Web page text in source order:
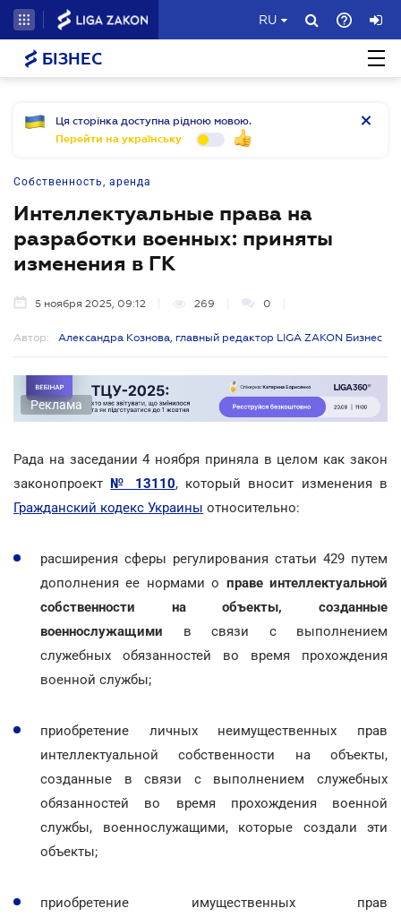
RU
БІЗНЕС
Ця сторінка доступна рідною мовою.
Перейти на українську
Собственность, аренда
Интеллектуальные права на
разработки военных: приняты
изменения в ГК
5 ноября 2025, 09:12 269 0
Автор: Александра Кознова, главный редактор LIGA ZAKON Бизнес
Реклама
Рада на заседании 4 ноября приняла в целом как закон
законопроект № 13110, который вносит изменения в
Гражданский кодекс Украины относительно:
расширения сферы регулирования статьи 429 путем
дополнения ее нормами о праве интеллектуальной
собственности на объекты, созданные
военнослужащими в связи с выполнением
служебных обязанностей во время прохождения
военной службы;
приобретение личных неимущественных прав
интеллектуальной собственности на объекты,
созданные в связи с выполнением служебных
обязанностей во время прохождения военной
службы, военнослужащими, которые создали эти
объекты;
приобретение имущественных прав